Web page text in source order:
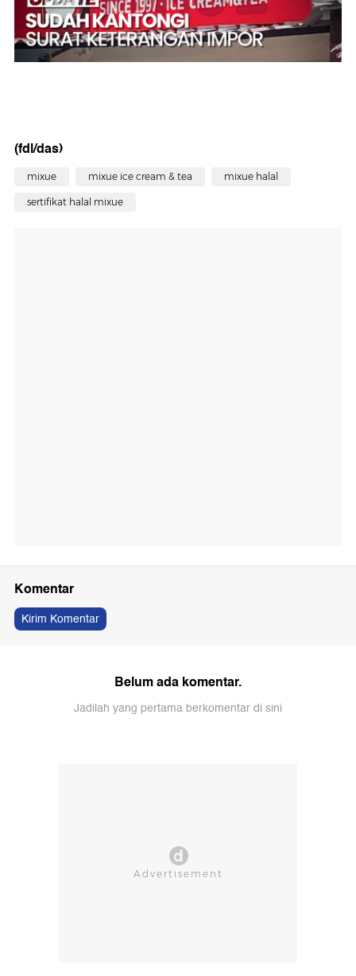
(fdl/das)
mixue mixue ice cream & tea mixue halal
sertifikat halal mixue
Komentar
Kirim Komentar
Belum ada komentar.
Jadilah yang pertama berkomentar di sini